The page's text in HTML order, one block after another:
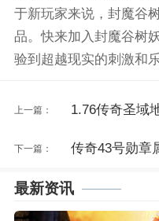
于新玩家来说，封魔谷
品。快来加入封魔谷树
验到超越现实的刺激和
上一篇： 1.76传奇圣域
下一篇： 传奇43号勋章
最新资讯